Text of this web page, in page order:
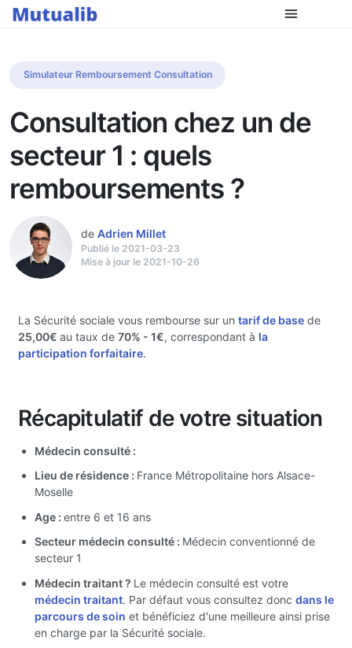
Simulateur Remboursement Consultation
Consultation chez un de
secteur 1 : quels
remboursements ?
de Adrien Millet
Publié le 2021-03-23
Mise à jour le 2021-10-26
La Sécurité sociale vous rembourse sur un tarif de basede
25,00€ au taux de 70% - 1€, correspondant à la
participation forfaitaire.
Récapitulatif de votre situation
Médecin consulté :
Lieu de résidence : France Métropolitaine hors Alsace-
Moselle
Age : entre 6 et 16 ans
Secteur médecin consulté : Médecin conventionné de
secteur 1
Médecin traitant ? Le médecin consulté est votre
médecin traitant. Par défaut vous consultez donc dans le
parcours de soin et bénéficiez d'une meilleure ainsi prise
en charge par la Sécurité sociale.